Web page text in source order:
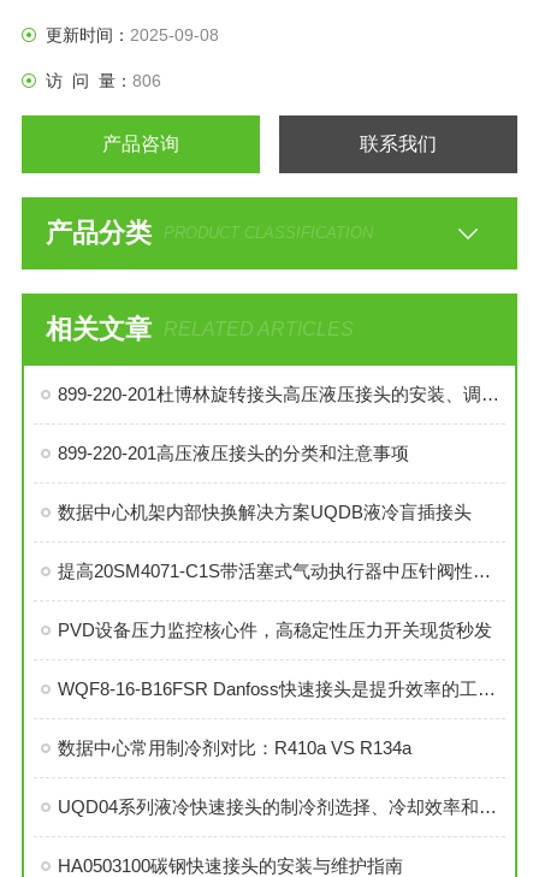
更新时间： 2025-09-08
访 问 量： 806
产品咨询 联系我们
产品分类 PRODUCT CLASSIFICATION
相关文章 RELATED ARTICLES
899-220-201杜博林旋转接头高压液压接头的安装、调试与维护技巧
899-220-201高压液压接头的分类和注意事项
数据中心机架内部快换解决方案UQDB液冷盲插接头
提高20SM4071-C1S带活塞式气动执行器中压针阀性能的技巧
PVD设备压力监控核心件，高稳定性压力开关现货秒发
WQF8-16-B16FSR Danfoss快速接头是提升效率的工业连接解决方案
数据中心常用制冷剂对比：R410a VS R134a
UQD04系列液冷快速接头的制冷剂选择、冷却效率和可靠性分析
HA0503100碳钢快速接头的安装与维护指南